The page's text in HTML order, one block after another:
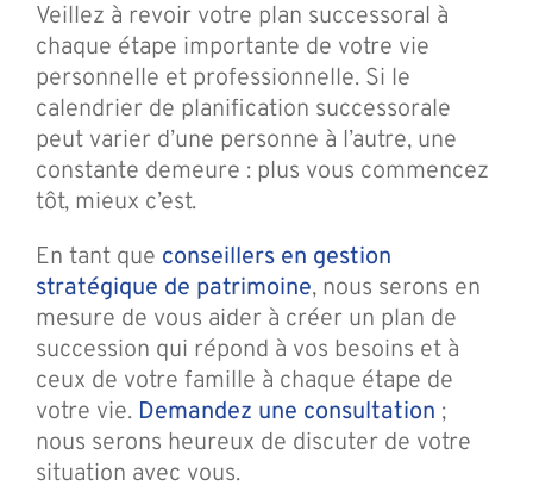
Veillez à revoir votre plan successoral à
chaque étape importante de votre vie
personnelle et professionnelle. Si le
calendrier de planification successorale
peut varier d’une personne à l’autre, une
constante demeure : plus vous commencez
tôt, mieux c’est.
En tant que conseillers en gestion
stratégique de patrimoine, nous serons en
mesure de vous aider à créer un plan de
succession qui répond à vos besoins et à
ceux de votre famille à chaque étape de
votre vie. Demandez une consultation ;
nous serons heureux de discuter de votre
situation avec vous.